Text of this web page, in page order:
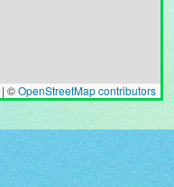
| ©OpenStreetMap contributors